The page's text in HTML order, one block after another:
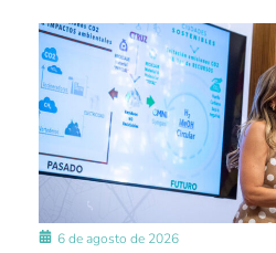
6 de agosto de 2026